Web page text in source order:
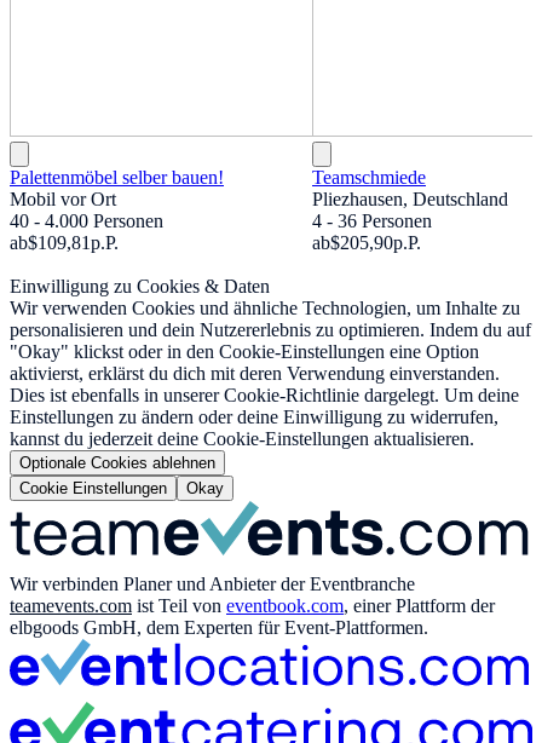
Palettenmöbel selber bauen!
Mobil vor Ort
40 - 4.000 Personen
ab$109,81p.P.
Teamschmiede
Pliezhausen, Deutschland
4 - 36 Personen
ab$205,90p.P.
Einwilligung zu Cookies & Daten
Wir verwenden Cookies und ähnliche Technologien, um Inhalte zu
personalisieren und dein Nutzererlebnis zu optimieren. Indem du auf
"Okay" klickst oder in den Cookie-Einstellungen eine Option
aktivierst, erklärst du dich mit deren Verwendung einverstanden.
Dies ist ebenfalls in unserer Cookie-Richtlinie dargelegt. Um deine
Einstellungen zu ändern oder deine Einwilligung zu widerrufen,
kannst du jederzeit deine Cookie-Einstellungen aktualisieren.
Optionale Cookies ablehnen
Cookie Einstellungen
Okay
Wir verbinden Planer und Anbieter der Eventbranche
teamevents.com ist Teil von eventbook.com, einer Plattform der
elbgoods GmbH, dem Experten für Event-Plattformen.